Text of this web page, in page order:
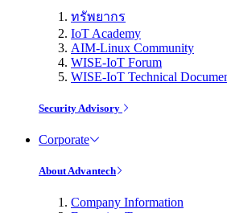
ทรัพยากร
IoT Academy
AIM-Linux Community
WISE-IoT Forum
WISE-IoT Technical
Security Advisory
Corporate
About Advantech
Company Information